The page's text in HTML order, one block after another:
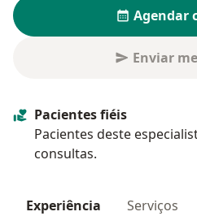
Agendar
Enviar
Pacientes fiéis
Pacientes deste
consultas.
Experiência Serviços